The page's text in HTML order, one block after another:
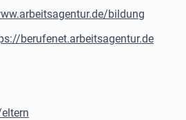
bildung
berufenet.arbeitsagentur.de